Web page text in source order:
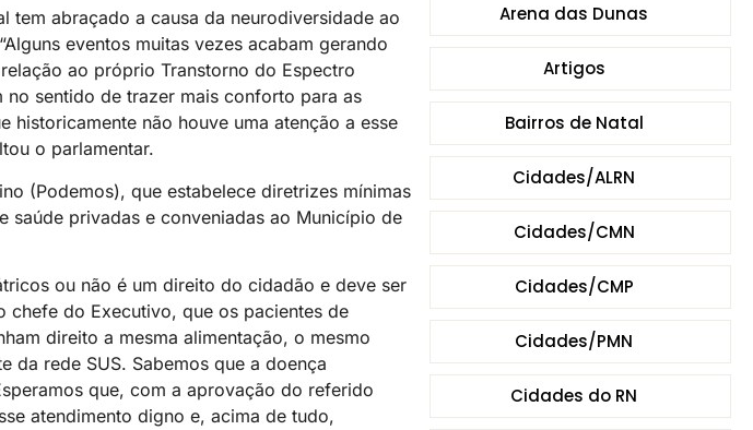
Arena das Dunas
Artigos
Bairros de Natal
Cidades/ALRN
Cidades/CMN
Cidades/CMP
Cidades/PMN
Cidades do RN
tem abraçado a causa da neurodiversidade ao
eventos muitas vezes acabam gerando
ao próprio Transtorno do Espectro
sentido de trazer mais conforto para as
não houve uma atenção a esse
o parlamentar.
(Podemos), que estabelece diretrizes mínimas
saúde privadas e conveniadas ao Município de
ou não é um direito do cidadão e deve ser
chefe do Executivo, que os pacientes de
direito a mesma alimentação, o mesmo
da rede SUS. Sabemos que a doença
que, com a aprovação do referido
atendimento digno e, acima de tudo,